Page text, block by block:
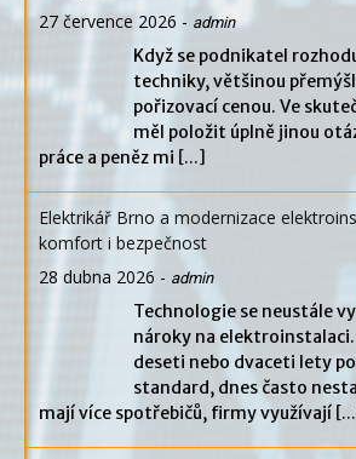
27 července 2026 - admin
Když se podnikatel
techniky, většinou
pořizovací cenou. Ve
měl položit úplně jinou
práce a peněz mi [...]
Elektrikář Brno a modernizace
komfort i bezpečnost
28 dubna 2026 - admin
Technologie se neustále
nároky na elektroinstalaci.
deseti nebo dvaceti lety
standard, dnes často
mají více spotřebičů, firmy využívají